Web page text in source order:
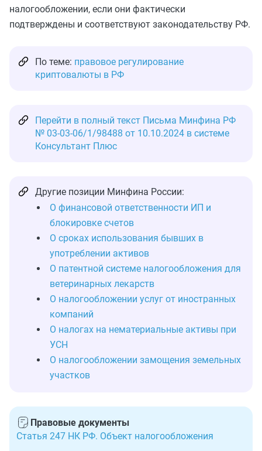
налогообложении, если они фактически
подтверждены и соответствуют законодательству РФ.
По теме: правовое регулирование
криптовалюты в РФ
Перейти в полный текст Письма Минфина РФ
№ 03-03-06/1/98488 от 10.10.2024 в системе
Консультант Плюс
Другие позиции Минфина России:
О финансовой ответственности ИП и
блокировке счетов
О сроках использования бывших в
употреблении активов
О патентной системе налогообложения для
ветеринарных лекарств
О налогообложении услуг от иностранных
компаний
О налогах на нематериальные активы при
УСН
О налогообложении замощения земельных
участков
Правовые документы
Статья 247 НК РФ. Объект налогообложения